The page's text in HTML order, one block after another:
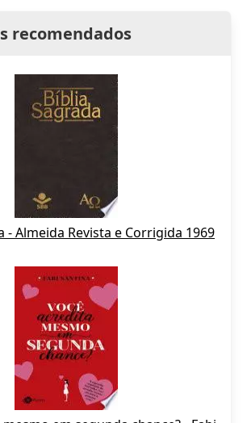
recomendados
- Almeida Revista e Corrigida 1969